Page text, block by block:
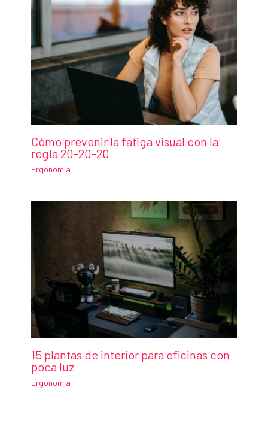
Cómo prevenir la fatiga visual con la
regla 20-20-20
Ergonomía
15 plantas de interior para oficinas con
poca luz
Ergonomía